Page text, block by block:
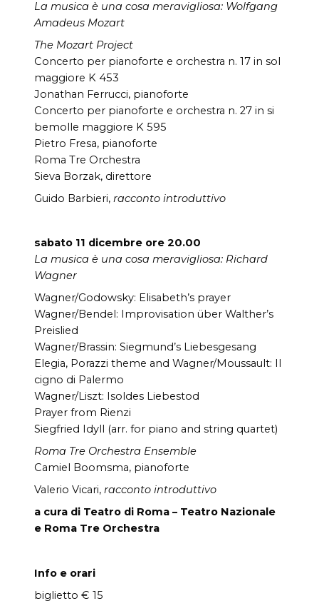
La musica è una cosa meravigliosa: Wolfgang
Amadeus Mozart
The Mozart Project
Concerto per pianoforte e orchestra n. 17 in sol
maggiore K 453
Jonathan Ferrucci, pianoforte
Concerto per pianoforte e orchestra n. 27 in si
bemolle maggiore K 595
Pietro Fresa, pianoforte
Roma Tre Orchestra
Sieva Borzak, direttore
Guido Barbieri, racconto introduttivo
sabato 11 dicembre ore 20.00
La musica è una cosa meravigliosa: Richard
Wagner
Wagner/Godowsky: Elisabeth’s prayer
Wagner/Bendel: Improvisation über Walther’s
Preislied
Wagner/Brassin: Siegmund’s Liebesgesang
Elegia, Porazzi theme and Wagner/Moussault: Il
cigno di Palermo
Wagner/Liszt: Isoldes Liebestod
Prayer from Rienzi
Siegfried Idyll (arr. for piano and string quartet)
Roma Tre Orchestra Ensemble
Camiel Boomsma, pianoforte
Valerio Vicari, racconto introduttivo
a cura di Teatro di Roma – Teatro Nazionale
e Roma Tre Orchestra
Info e orari
biglietto € 15